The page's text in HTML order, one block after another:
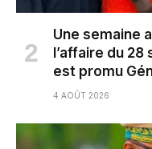
Une semaine
l’affaire du
est promu
4 AOÛT 2026